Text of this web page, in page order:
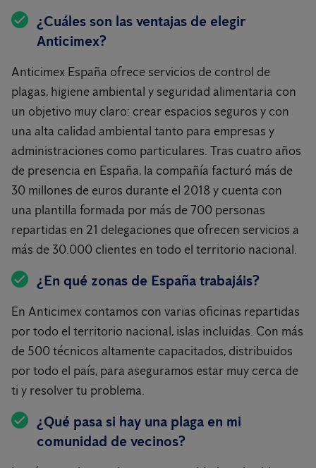
¿Cuáles son las ventajas de elegir
Anticimex?
Anticimex España ofrece servicios de control de
plagas, higiene ambiental y seguridad alimentaria con
un objetivo muy claro: crear espacios seguros y con
una alta calidad ambiental tanto para empresas y
administraciones como particulares. Tras cuatro años
de presencia en España, la compañía facturó más de
30 millones de euros durante el 2018 y cuenta con
una plantilla formada por más de 700 personas
repartidas en 21 delegaciones que ofrecen servicios a
más de 30.000 clientes en todo el territorio nacional.
¿En qué zonas de España trabajáis?
En Anticimex contamos con varias oficinas repartidas
por todo el territorio nacional, islas incluidas. Con más
de 500 técnicos altamente capacitados, distribuidos
por todo el país, para aseguramos estar muy cerca de
ti y resolver tu problema.
¿Qué pasa si hay una plaga en mi
comunidad de vecinos?